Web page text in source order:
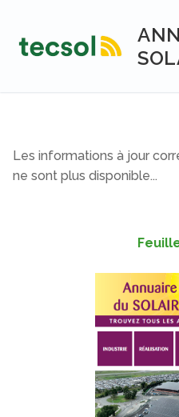
contenu
Les informations à jour
ne sont plus disponible...